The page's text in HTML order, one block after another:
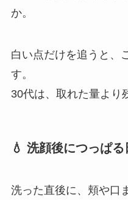
か。
白い点だけを追うと、
す。
30代は、取れた量より
💧 洗顔後につっぱ
洗った直後に、頬や口